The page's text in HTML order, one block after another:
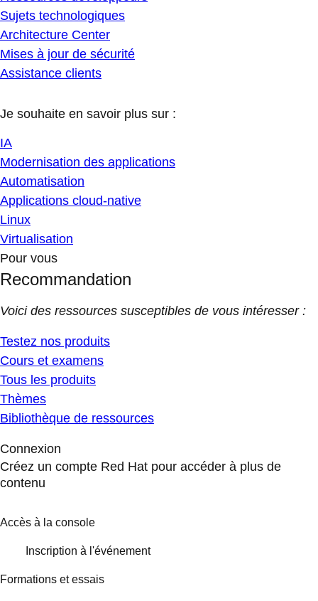
Sujets technologiques
Architecture Center
Mises à jour de sécurité
Assistance clients
Je souhaite en savoir plus sur :
IA
Modernisation des applications
Automatisation
Applications cloud-native
Linux
Virtualisation
Pour vous
Recommandation
Voici des ressources susceptibles de vous intéresser :
Testez nos produits
Cours et examens
Tous les produits
Thèmes
Bibliothèque de ressources
Connexion
Créez un compte Red Hat pour accéder à plus de
contenu
Accès à la console
Inscription à l'événement
Formations et essais